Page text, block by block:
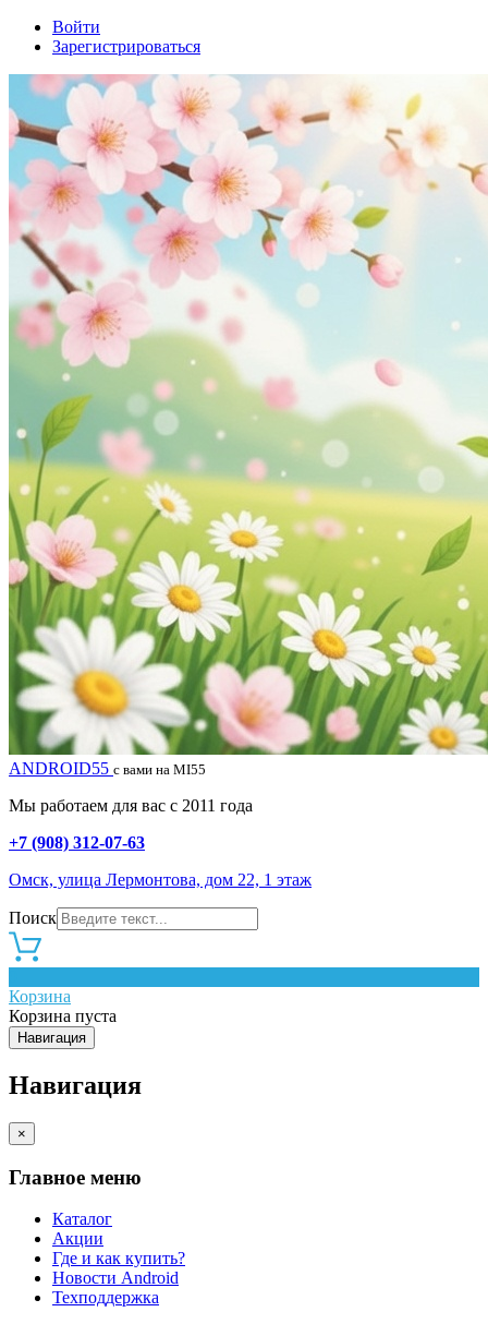
Войти
Зарегистрироваться
ANDROID55 с вами на MI55
Мы работаем для вас с 2011 года
+7 (908) 312-07-63
Омск, улица Лермонтова, дом 22, 1 этаж
Поиск
Корзина
Корзина пуста
Навигация
Навигация
×
Главное меню
Каталог
Акции
Где и как купить?
Новости Android
Техподдержка